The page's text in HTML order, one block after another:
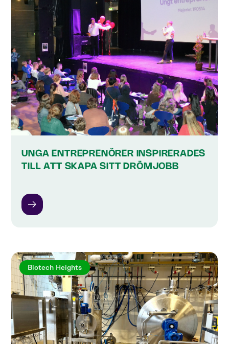
UNGA ENTREPRENÖRER INSPIRERADES
TILL ATT SKAPA SITT DRÖMJOBB
Biotech Heights